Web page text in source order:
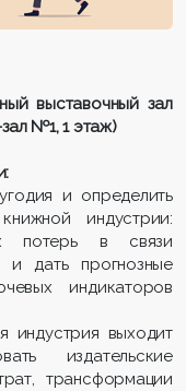
выставочный зал
№1, 1 этаж)
и определить
индустрии:
потерь в связи
и дать прогнозные
индикаторов
индустрия выходит
издательские
трансформации